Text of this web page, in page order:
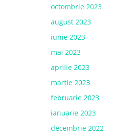
octombrie 2023
august 2023
iunie 2023
mai 2023
aprilie 2023
martie 2023
februarie 2023
ianuarie 2023
decembrie 2022